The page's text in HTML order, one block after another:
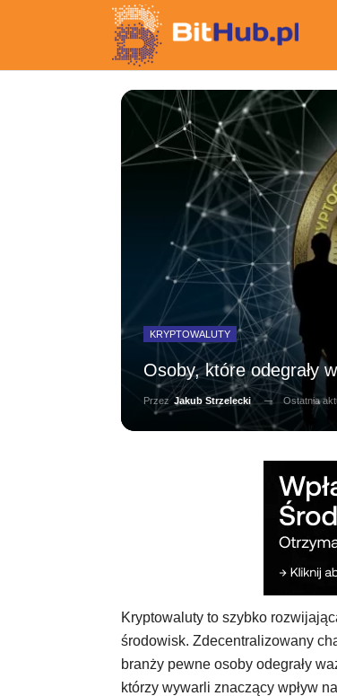
KRYPTOWALUTY
Osoby, które odegrały
Przez Jakub Strzelecki Ostatnia
Kryptowaluty to szybko
środowisk. Zdecentralizowany
branży pewne osoby odegrały
którzy wywarli znaczący wpływ